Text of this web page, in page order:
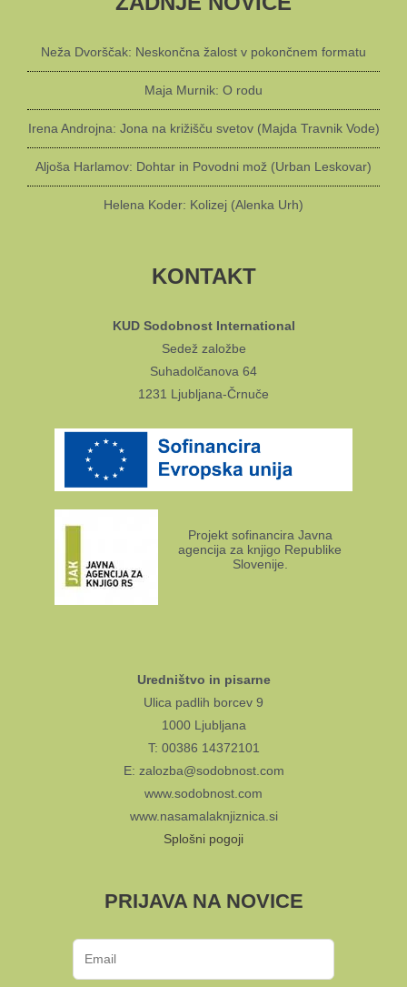
Neža Dvorščak: Neskončna žalost v pokončnem formatu
Maja Murnik: O rodu
Irena Androjna: Jona na križišču svetov (Majda Travnik Vode)
Aljoša Harlamov: Dohtar in Povodni mož (Urban Leskovar)
Helena Koder: Kolizej (Alenka Urh)
KONTAKT
KUD Sodobnost International
Sedež založbe
Suhadolčanova 64
1231 Ljubljana-Črnuče
Projekt sofinancira Javna
agencija za knjigo Republike
Slovenije.
Uredništvo in pisarne
Ulica padlih borcev 9
1000 Ljubljana
T: 00386 14372101
E: zalozba@sodobnost.com
www.sodobnost.com
www.nasamalaknjiznica.si
Splošni pogoji
PRIJAVA NA NOVICE